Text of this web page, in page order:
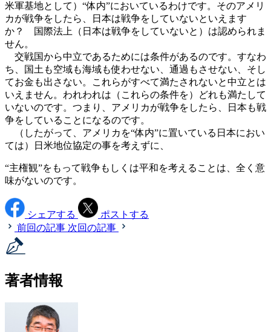
米軍基地として）“体内”においているわけです。そのアメリ
カが戦争をしたら、日本は戦争をしていないといえます
か？ 国際法上（日本は戦争をしていないと）は認められま
せん。
交戦国から中立であるためには条件があるのです。すなわ
ち、国土も空域も海域も使わせない、通過もさせない、そし
てお金も出さない。これらがすべて満たされないと中立とは
いえません。われわれは（これらの条件を）どれも満たして
いないのです。つまり、アメリカが戦争をしたら、日本も戦
争をしていることになるのです。
（したがって、アメリカを“体内”に置いている日本におい
ては）日米地位協定の事を考えずに、
“主権観”をもって戦争もしくは平和を考えることは、全く意
味がないのです。
シェアする
ポストする
前回の記事 次回の記事
著者情報